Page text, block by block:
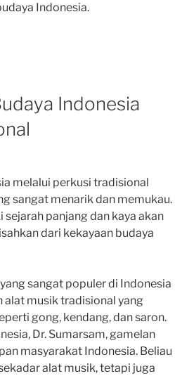
Indonesia.
Indonesia
melalui perkusi tradisional
sangat menarik dan memukau.
panjang dan kaya akan
dari kekayaan budaya
sangat populer di Indonesia
alat musik tradisional yang
gong, kendang, dan saron.
Dr. Sumarsam, gamelan
masyarakat Indonesia. Beliau
alat musik, tetapi juga